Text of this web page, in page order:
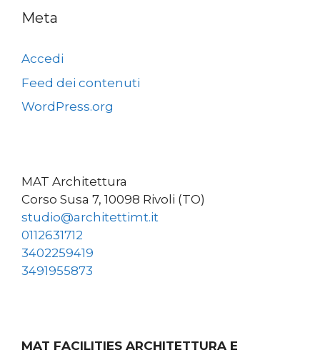
Meta
Accedi
Feed dei contenuti
WordPress.org
MAT Architettura
Corso Susa 7, 10098 Rivoli (TO)
studio@architettimt.it
0112631712
3402259419
3491955873
MAT FACILITIES ARCHITETTURA E